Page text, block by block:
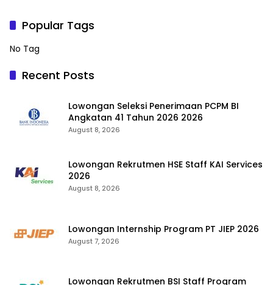
Popular Tags
No Tag
Recent Posts
Lowongan Seleksi Penerimaan PCPM BI
Angkatan 41 Tahun 2026 2026
August 8, 2026
Lowongan Rekrutmen HSE Staff KAI Services
2026
August 8, 2026
Lowongan Internship Program PT JIEP 2026
August 7, 2026
Lowongan Rekrutmen BSI Staff Program